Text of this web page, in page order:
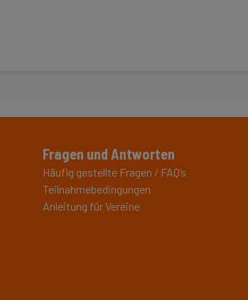
Fragen und Antworten
Häufig gestellte Fragen / FAQ’s
Teilnahmebedingungen
Anleitung für Vereine